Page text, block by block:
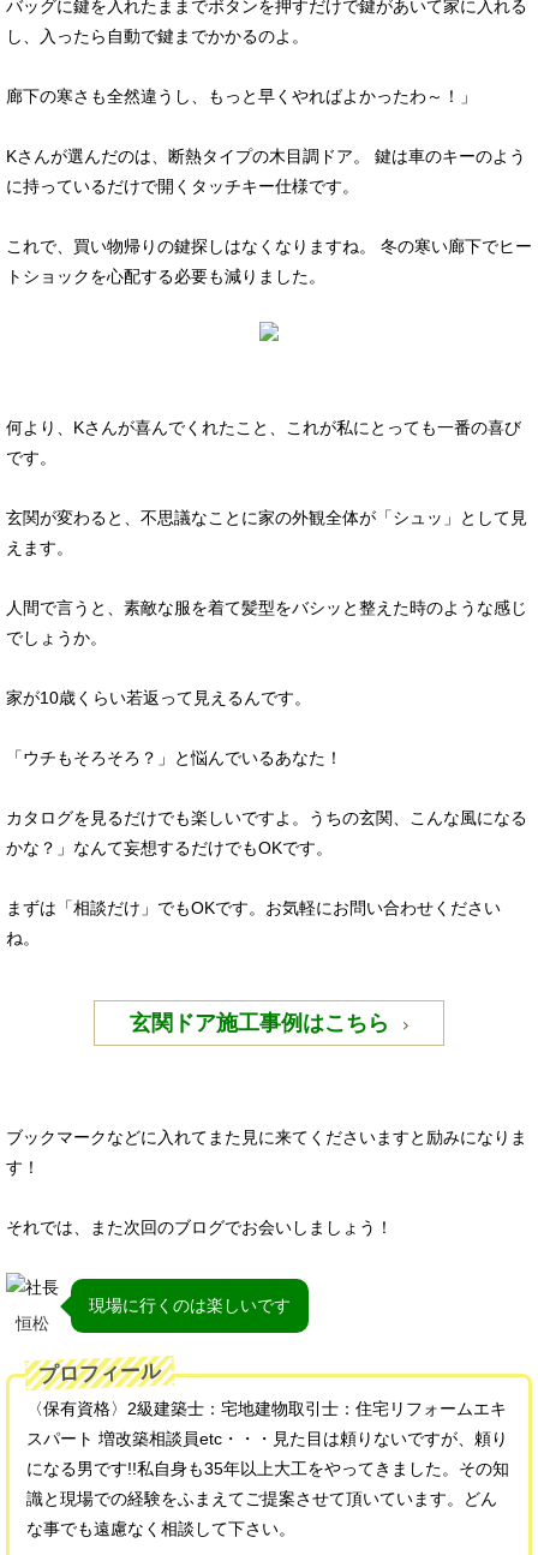
バッグに鍵を入れたままでボタンを押すだけで鍵があいて家に入れる
し、入ったら自動で鍵までかかるのよ。
廊下の寒さも全然違うし、もっと早くやればよかったわ～！」
Kさんが選んだのは、断熱タイプの木目調ドア。 鍵は車のキーのよう
に持っているだけで開くタッチキー仕様です。
これで、買い物帰りの鍵探しはなくなりますね。 冬の寒い廊下でヒー
トショックを心配する必要も減りました。
何より、Kさんが喜んでくれたこと、これが私にとっても一番の喜び
です。
玄関が変わると、不思議なことに家の外観全体が「シュッ」として見
えます。
人間で言うと、素敵な服を着て髪型をバシッと整えた時のような感じ
でしょうか。
家が10歳くらい若返って見えるんです。
「ウチもそろそろ？」と悩んでいるあなた！
カタログを見るだけでも楽しいですよ。うちの玄関、こんな風になる
かな？」なんて妄想するだけでもOKです。
まずは「相談だけ」でもOKです。お気軽にお問い合わせください
ね。
玄関ドア施工事例はこちら
ブックマークなどに入れてまた見に来てくださいますと励みになりま
す！
それでは、また次回のブログでお会いしましょう！
恒松
現場に行くのは楽しいです
プロフィール
〈保有資格〉2級建築士：宅地建物取引士：住宅リフォームエキ
スパート 増改築相談員etc・・・見た目は頼りないですが、頼り
になる男です!!私自身も35年以上大工をやってきました。その知
識と現場での経験をふまえてご提案させて頂いています。どん
な事でも遠慮なく相談して下さい。